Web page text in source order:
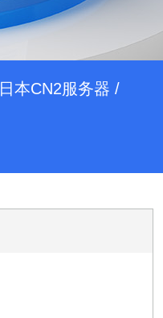
日本CN2服务器 /